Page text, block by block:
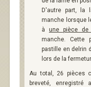
D'autre part, la
manche lorsque
à une pièce de
manche. Cette
pastille en delrin
lors de la
Au total, 26 pièces
breveté, enregistré